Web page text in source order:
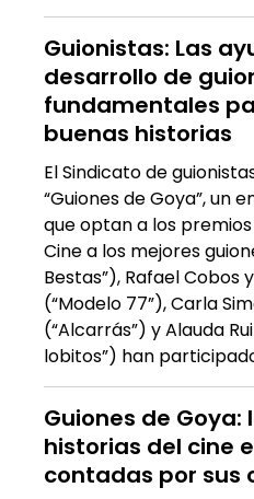
Guionistas: Las
desarrollo de
fundamentales
buenas historias
El Sindicato de
“Guiones de Goya”, un
que optan a los
Cine a los mejores
Bestas”), Rafael Cobos
(“Modelo 77”), Carla
(“Alcarrás”) y Alauda
lobitos”) han
Guiones de Goya:
historias del cine
contadas por sus